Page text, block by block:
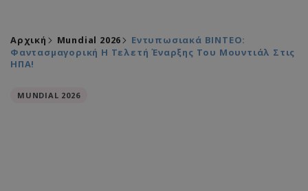
Αρχική Mundial 2026
Εντυπωσιακά ΒΙΝΤΕΟ:
Φαντασμαγορική Η Τελετή Έναρξης Του Μουντιάλ Στις
ΗΠΑ!
MUNDIAL 2026